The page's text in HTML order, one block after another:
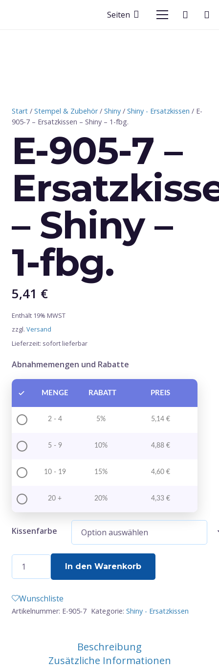
Seiten
Start / Stempel & Zubehör/ Shiny / Shiny - Ersatzkissen / E-
905-7 – Ersatzkissen – Shiny – 1-fbg.
E-905-7 –
– Shiny –
1-fbg.
5,41 €
Enthält 19% MWST
zzgl. Versand
Lieferzeit: sofort lieferbar
Abnahmemengen und Rabatte
MENGE RABATT PREIS
2 - 4 5% 5,14 €
5 - 9 10% 4,88 €
10 - 19 15% 4,60 €
20 + 20% 4,33 €
Kissenfarbe
905-
-
Ersatzkissen
In den Warenkorb
Wunschliste
Artikelnummer: E-905-7 Kategorie: Shiny - Ersatzkissen
Beschreibung
Zusätzliche Informationen